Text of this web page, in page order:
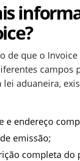
de que o
campos
lei aduaneira,
e endereço
emissão;
completa do